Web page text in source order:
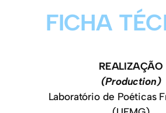
FICHA
REALIZAÇÃO
(Production)
Laboratório de Poéticas